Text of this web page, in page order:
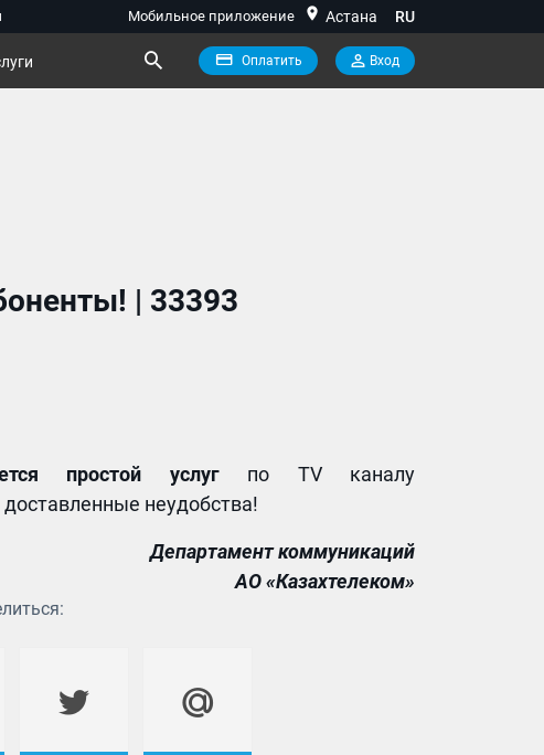
Мобильное приложение location_on Астана RU
Оплатить Вход
| 33393
простой услуг по TV каналу
неудобства!
Департамент коммуникаций
АО «Казахтелеком»